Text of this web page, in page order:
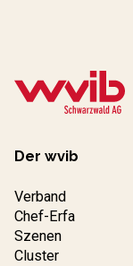
Der wvib
Verband
Chef-Erfa
Szenen
Cluster